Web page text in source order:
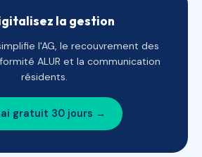
la gestion
l'AG, le recouvrement des
ALUR et la communication
résidents.
gratuit 30 jours →